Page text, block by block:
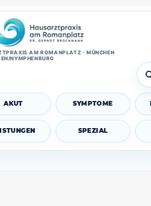
AM ROMANPLATZ · MÜNCHEN
NYMPHENBURG
AKUT SYMPTOME
SPEZIAL